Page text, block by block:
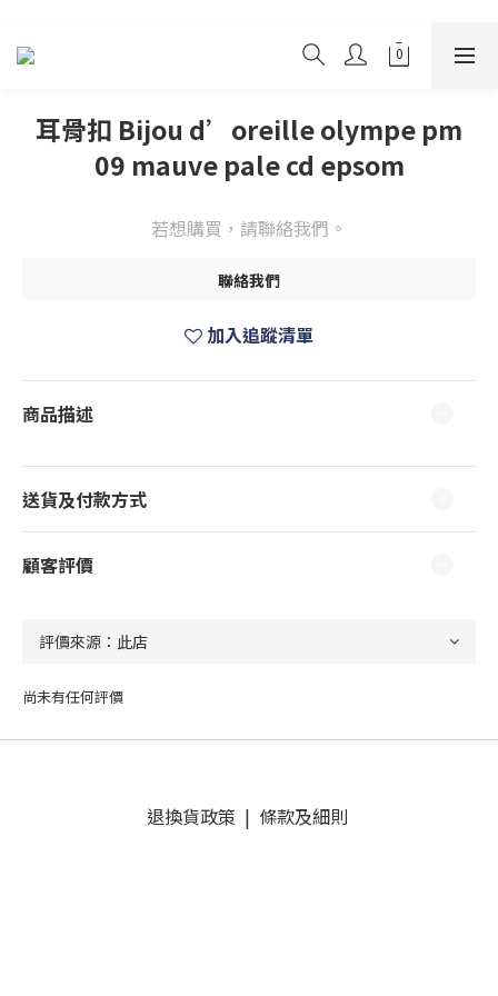
耳骨扣 Bijou d’oreille olympe pm
09 mauve pale cd epsom
若想購買，請聯絡我們。
聯絡我們
加入追蹤清單
商品描述
送貨及付款方式
顧客評價
尚未有任何評價
退換貨政策 | 條款及細則